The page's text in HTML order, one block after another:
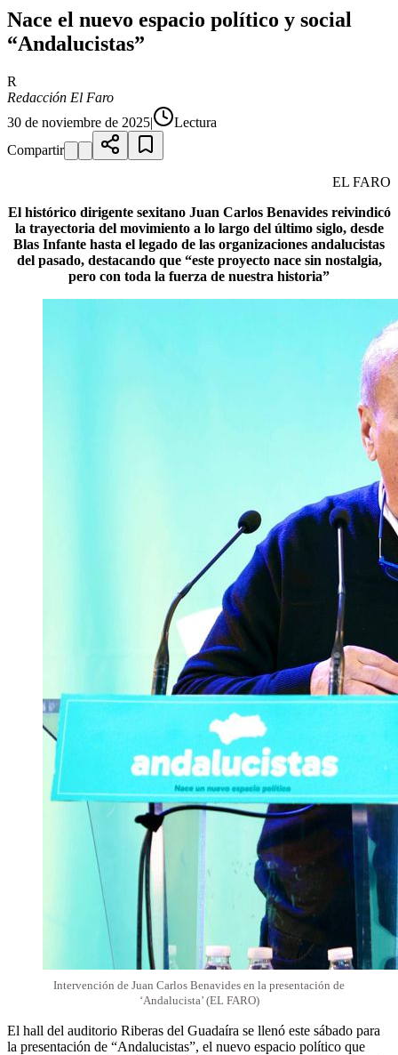
Nace el nuevo espacio político y social
“Andalucistas”
R
Redacción El Faro
30 de noviembre de 2025|
Lectura
Compartir
EL FARO
El histórico dirigente sexitano Juan Carlos Benavides reivindicó
la trayectoria del movimiento a lo largo del último siglo, desde
Blas Infante hasta el legado de las organizaciones andalucistas
del pasado, destacando que “este proyecto nace sin nostalgia,
pero con toda la fuerza de nuestra historia”
Intervención de Juan Carlos Benavides en la presentación de
‘Andalucista’ (EL FARO)
El hall del auditorio Riberas del Guadaíra se llenó este sábado para
la presentación de “Andalucistas”, el nuevo espacio político que